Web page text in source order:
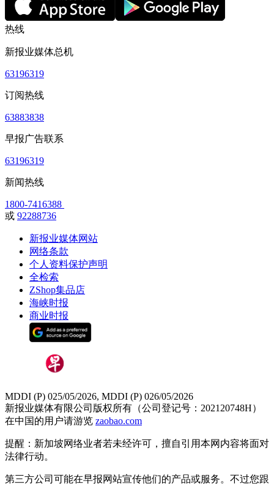
热线
新报业媒体总机
63196319
订阅热线
63883838
早报广告联系
63196319
新闻热线
1800-7416388
或 92288736
新报业媒体网站
网络条款
个人资料保护声明
全检索
ZShop集品店
海峡时报
商业时报
MDDI (P) 025/05/2026, MDDI (P) 026/05/2026
新报业媒体有限公司版权所有（公司登记号：202120748H）
在中国的用户请游览 zaobao.com
提醒：新加坡网络业者若未经许可，擅自引用本网内容将面对
法律行动。
第三方公司可能在早报网站宣传他们的产品或服务。不过您跟